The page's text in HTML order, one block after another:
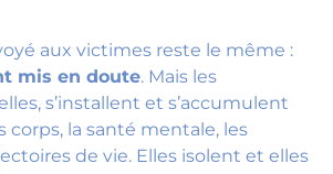
aux victimes reste le même :
mis en doute. Mais les
s’installent et s’accumulent
corps, la santé mentale, les
de vie. Elles isolent et elles